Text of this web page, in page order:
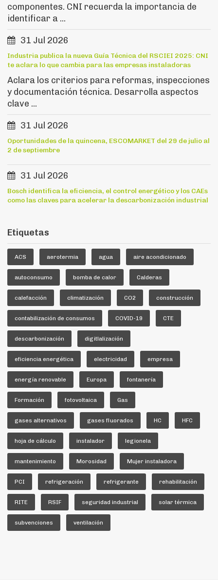
componentes. CNI recuerda la importancia de
identificar a ...
31 Jul 2026
Industria publica la nueva Guía Técnica del RSCIEI 2025: CNI
te aclara lo que cambia para las empresas instaladoras
Aclara los criterios para reformas, inspecciones
y documentación técnica. Desarrolla aspectos
clave ...
31 Jul 2026
Oportunidades de la quincena, ESCOMARKET del 29 de julio al
2 de septiembre
31 Jul 2026
Bosch identifica la eficiencia, el control energético y los CAEs
como las claves para acelerar la descarbonización industrial
Etiquetas
ACS aerotermia agua aire acondicionado
autoconsumo bomba de calor Calderas
calefacción climatización CO2 construcción
contabilización de consumos COVID-19 CTE
descarbonización digitlalización
eficiencia energética electricidad empresa
energía renovable Europa fontanería
Formación fotovoltaica Gas
gases alternativos gases fluorados HC HFC
hoja de cálculo instalador legionela
mantenimiento Morosidad Mujer instaladora
PCI refrigeración refrigerante rehabilitación
RITE RSIF seguridad industrial solar térmica
subvenciones ventilación